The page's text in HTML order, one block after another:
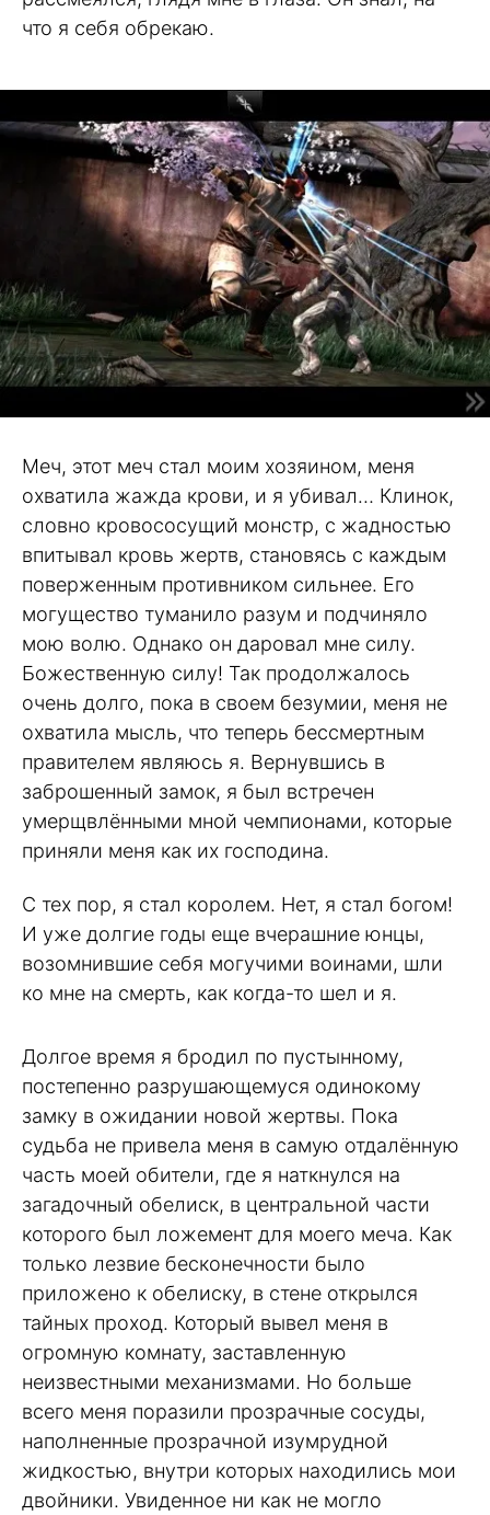
что я себя обрекаю.
Меч, этот меч стал моим хозяином, меня
охватила жажда крови, и я убивал… Клинок,
словно кровососущий монстр, с жадностью
впитывал кровь жертв, становясь с каждым
поверженным противником сильнее. Его
могущество туманило разум и подчиняло
мою волю. Однако он даровал мне силу.
Божественную силу! Так продолжалось
очень долго, пока в своем безумии, меня не
охватила мысль, что теперь бессмертным
правителем являюсь я. Вернувшись в
заброшенный замок, я был встречен
умерщвлёнными мной чемпионами, которые
приняли меня как их господина.
С тех пор, я стал королем. Нет, я стал богом!
И уже долгие годы еще вчерашние юнцы,
возомнившие себя могучими воинами, шли
ко мне на смерть, как когда-то шел и я.
Долгое время я бродил по пустынному,
постепенно разрушающемуся одинокому
замку в ожидании новой жертвы. Пока
судьба не привела меня в самую отдалённую
часть моей обители, где я наткнулся на
загадочный обелиск, в центральной части
которого был ложемент для моего меча. Как
только лезвие бесконечности было
приложено к обелиску, в стене открылся
тайных проход. Который вывел меня в
огромную комнату, заставленную
неизвестными механизмами. Но больше
всего меня поразили прозрачные сосуды,
наполненные прозрачной изумрудной
жидкостью, внутри которых находились мои
двойники. Увиденное ни как не могло